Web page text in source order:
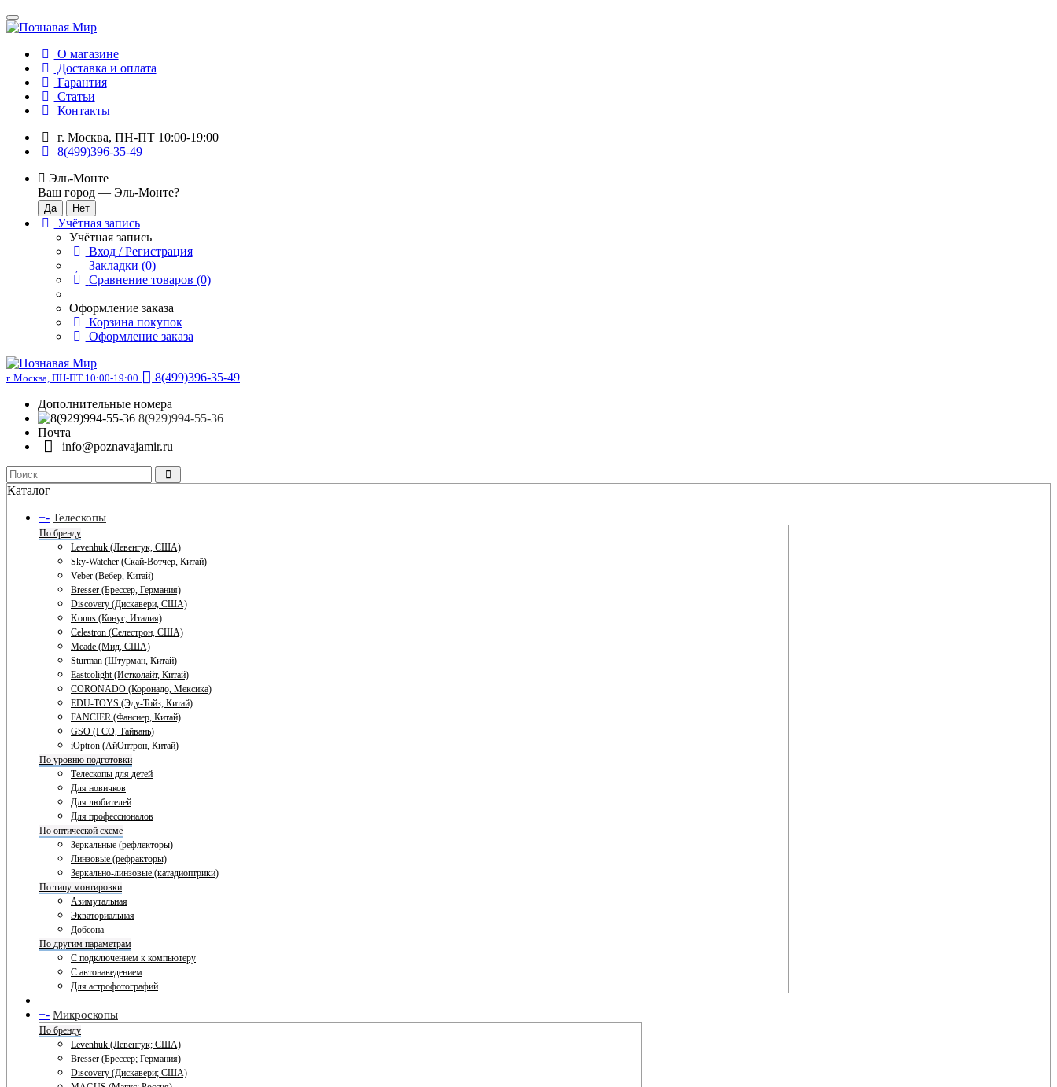
О магазине
Доставка и оплата
Гарантия
Статьи
Контакты
г. Москва, ПН-ПТ 10:00-19:00
8(499)396-35-49
Эль-Монте
Ваш город — Эль-Монте?
Учётная запись
Учётная запись
Вход / Регистрация
Закладки (0)
Сравнение товаров (0)
Оформление заказа
Корзина покупок
Оформление заказа
г. Москва, ПН-ПТ 10:00-19:00
8(499)396-35-49
Дополнительные номера
8(929)994-55-36
Почта
info@poznavajamir.ru
Каталог
+- Телескопы
По бренду
Levenhuk (Левенгук, США)
Sky-Watcher (Скай-Вотчер, Китай)
Veber (Вебер, Китай)
Bresser (Брессер, Германия)
Discovery (Дискавери, США)
Konus (Конус, Италия)
Celestron (Селестрон, США)
Meade (Мид, США)
Sturman (Штурман, Китай)
Eastcolight (Истколайт, Китай)
CORONADO (Коронадо, Мексика)
EDU-TOYS (Эду-Тойз, Китай)
FANCIER (Фансиер, Китай)
GSO (ГСО, Тайвань)
iOptron (АйОптрон, Китай)
По уровню подготовки
Телескопы для детей
Для новичков
Для любителей
Для профессионалов
По оптической схеме
Зеркальные (рефлекторы)
Линзовые (рефракторы)
Зеркально-линзовые (катадиоптрики)
По типу монтировки
Азимутальная
Экваториальная
Добсона
По другим параметрам
С подключением к компьютеру
С автонаведением
Для астрофотографий
+- Микроскопы
По бренду
Levenhuk (Левенгук; США)
Bresser (Брессер; Германия)
Discovery (Дискавери; США)